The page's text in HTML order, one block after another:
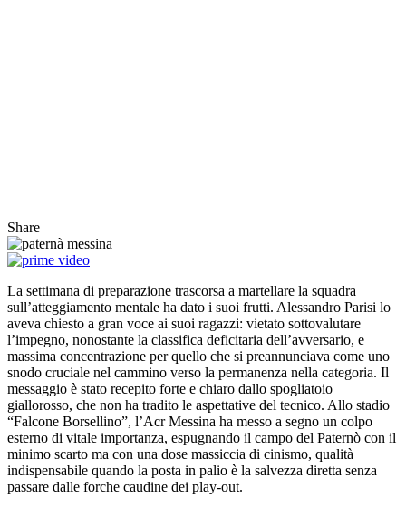
Share
La settimana di preparazione trascorsa a martellare la squadra
sull’atteggiamento mentale ha dato i suoi frutti. Alessandro Parisi lo
aveva chiesto a gran voce ai suoi ragazzi: vietato sottovalutare
l’impegno, nonostante la classifica deficitaria dell’avversario, e
massima concentrazione per quello che si preannunciava come uno
snodo cruciale nel cammino verso la permanenza nella categoria. Il
messaggio è stato recepito forte e chiaro dallo spogliatoio
giallorosso, che non ha tradito le aspettative del tecnico. Allo stadio
“Falcone Borsellino”, l’Acr Messina ha messo a segno un colpo
esterno di vitale importanza, espugnando il campo del Paternò con il
minimo scarto ma con una dose massiccia di cinismo, qualità
indispensabile quando la posta in palio è la salvezza diretta senza
passare dalle forche caudine dei play-out.